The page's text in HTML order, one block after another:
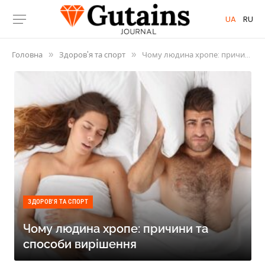
UA RU
Головна » Здоров'я та спорт » Чому людина хропе: причини та способи вирішення
ЗДОРОВ'Я ТА СПОРТ
Чому людина хропе: причини та
способи вирішення